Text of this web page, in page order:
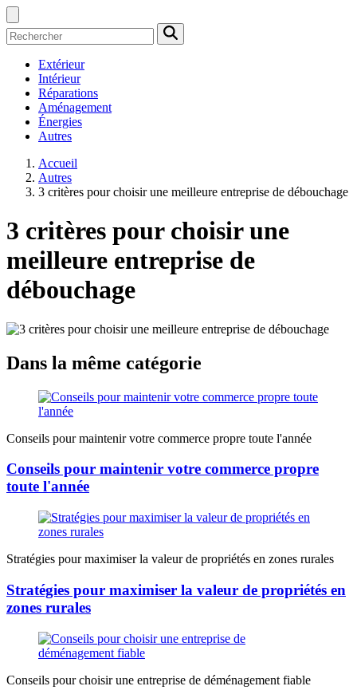
Extérieur
Intérieur
Réparations
Aménagement
Énergies
Autres
Accueil
Autres
3 critères pour choisir une meilleure entreprise de débouchage
3 critères pour choisir une
meilleure entreprise de
débouchage
Dans la même catégorie
Conseils pour maintenir votre commerce propre toute l'année
Conseils pour maintenir votre commerce propre
toute l'année
Stratégies pour maximiser la valeur de propriétés en zones rurales
Stratégies pour maximiser la valeur de propriétés en
zones rurales
Conseils pour choisir une entreprise de déménagement fiable